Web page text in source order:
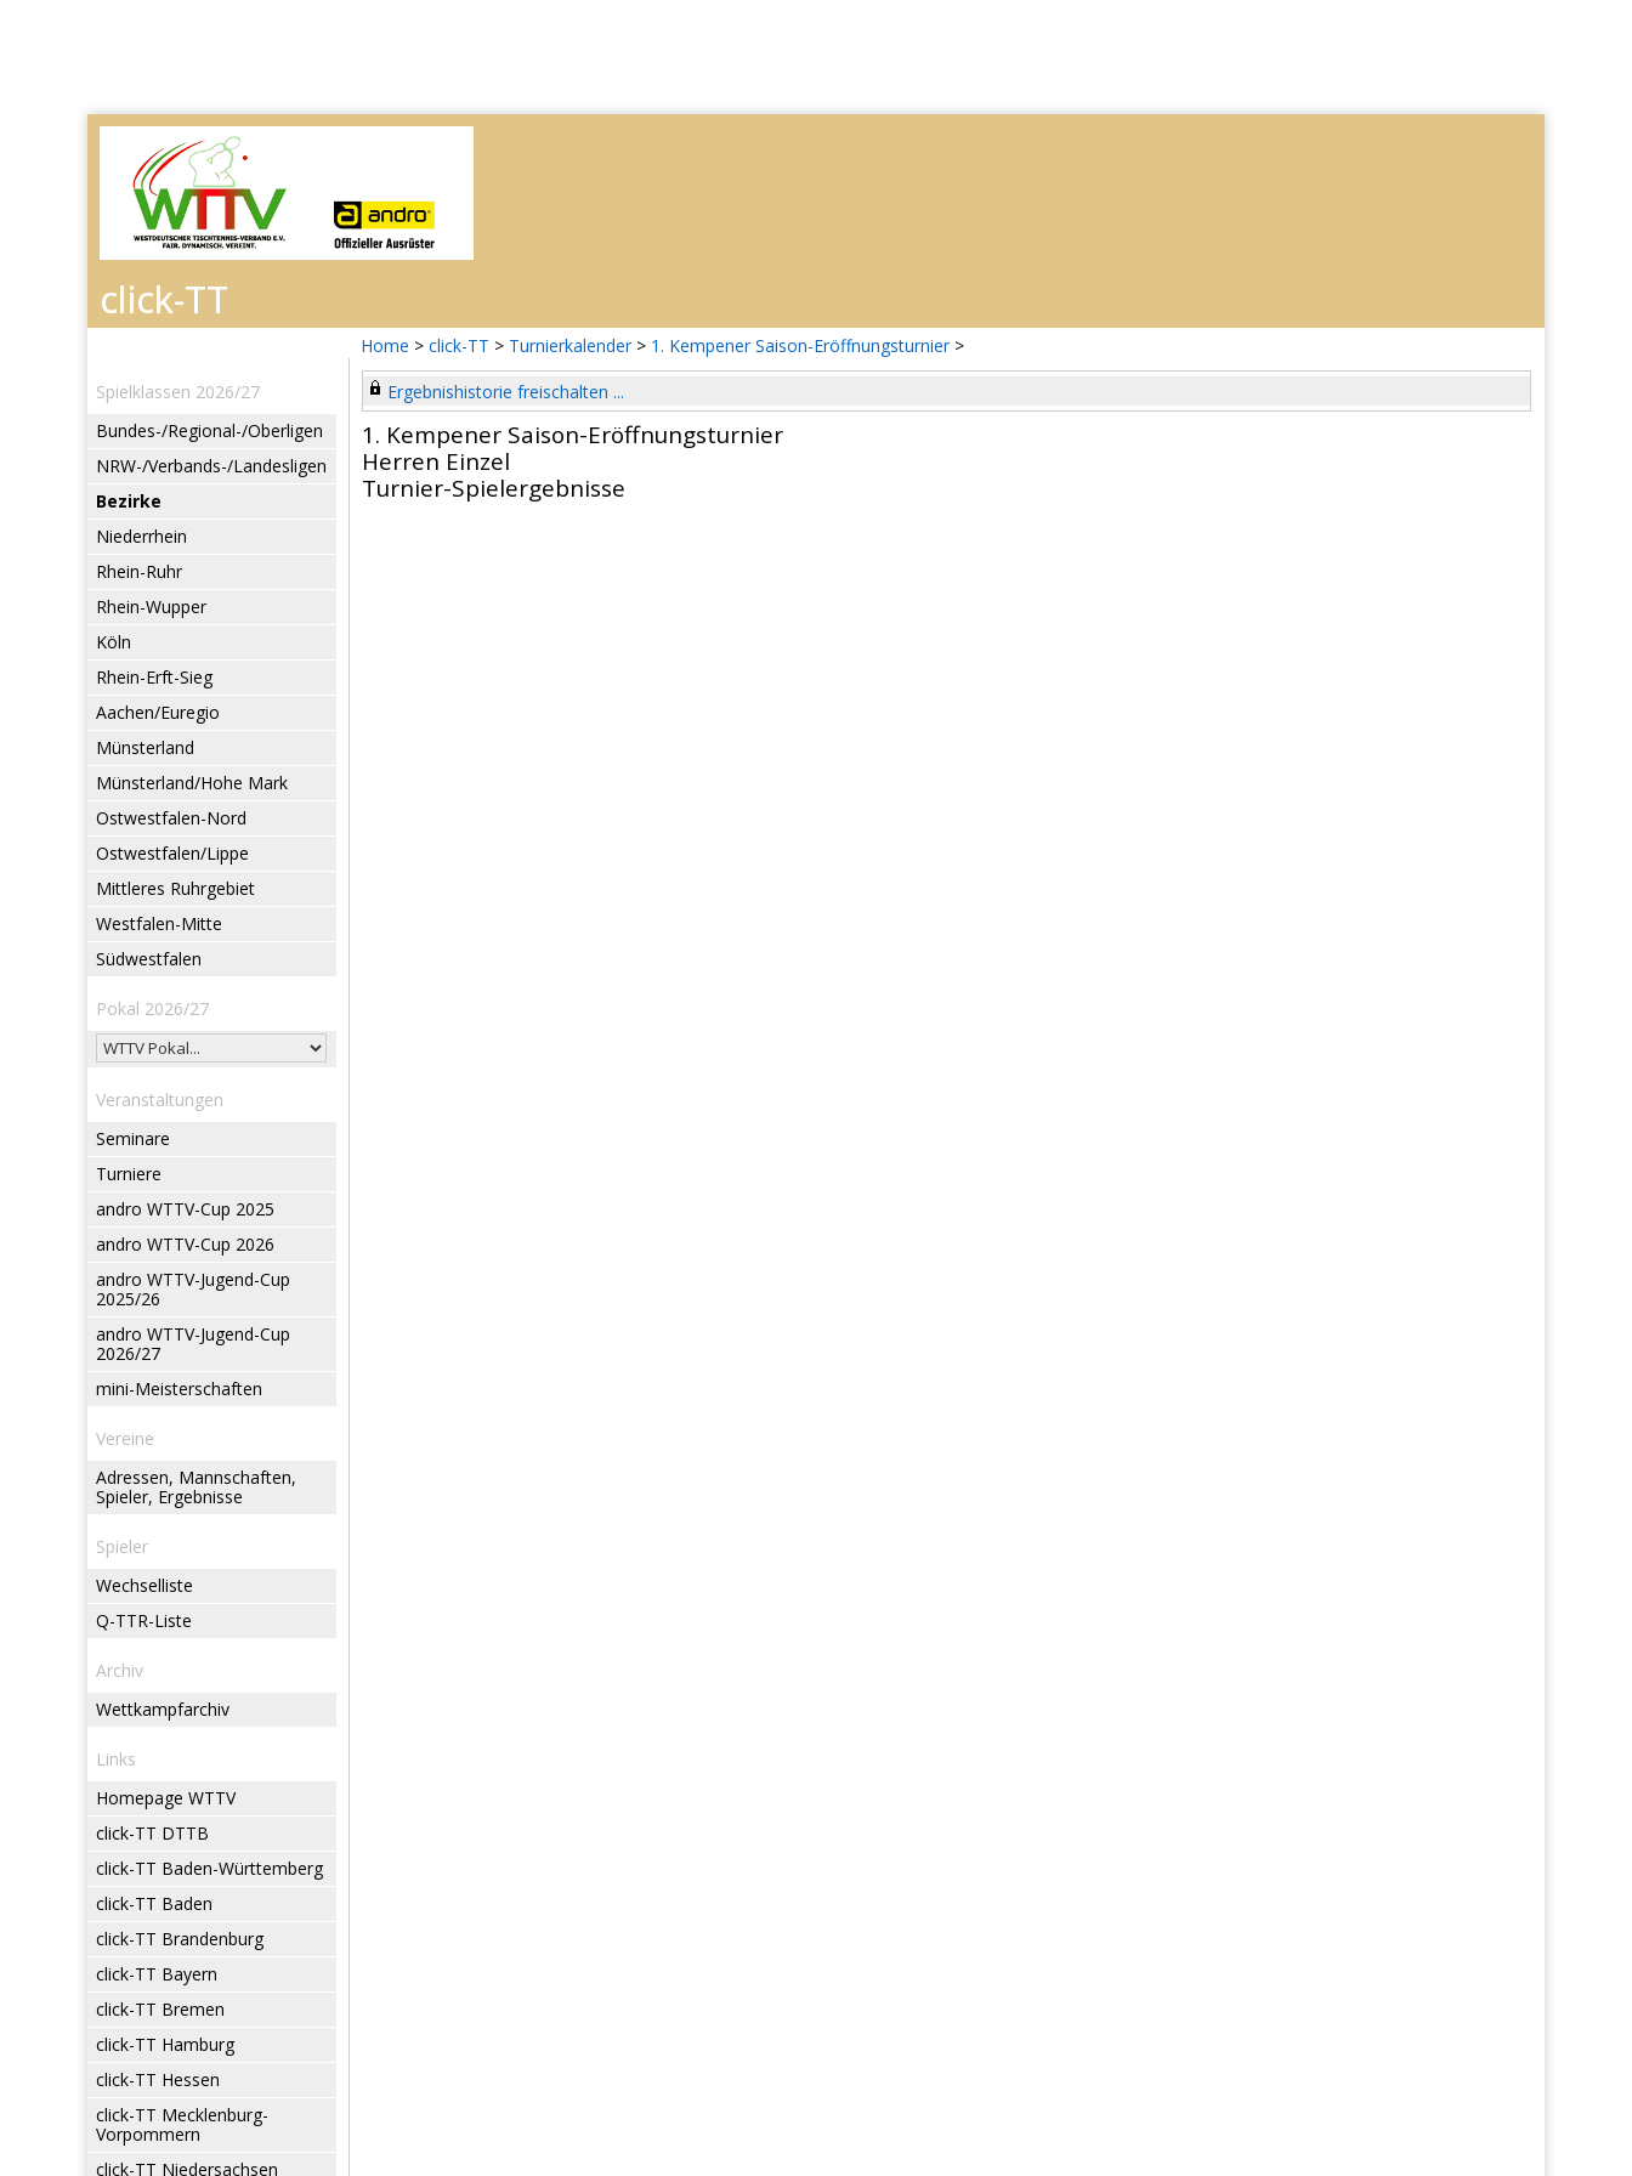
Home > click-TT > Turnierkalender > 1. Kempener Saison-Eröffnungsturnier >
Spielklassen 2026/27
Bundes-/Regional-/Oberligen
NRW-/Verbands-/Landesligen
Bezirke
Niederrhein
Rhein-Ruhr
Rhein-Wupper
Köln
Rhein-Erft-Sieg
Aachen/Euregio
Münsterland
Münsterland/Hohe Mark
Ostwestfalen-Nord
Ostwestfalen/Lippe
Mittleres Ruhrgebiet
Westfalen-Mitte
Südwestfalen
Pokal 2026/27
Veranstaltungen
Seminare
Turniere
andro WTTV-Cup 2025
andro WTTV-Cup 2026
andro WTTV-Jugend-Cup
2025/26
andro WTTV-Jugend-Cup
2026/27
mini-Meisterschaften
Vereine
Adressen, Mannschaften,
Spieler, Ergebnisse
Spieler
Wechselliste
Q-TTR-Liste
Archiv
Wettkampfarchiv
Links
Homepage WTTV
click-TT DTTB
click-TT Baden-Württemberg
click-TT Baden
click-TT Brandenburg
click-TT Bayern
click-TT Bremen
click-TT Hamburg
click-TT Hessen
click-TT Mecklenburg-
Vorpommern
click-TT Niedersachsen
Ergebnishistorie freischalten ...
1. Kempener Saison-Eröffnungsturnier
Herren Einzel
Turnier-Spielergebnisse